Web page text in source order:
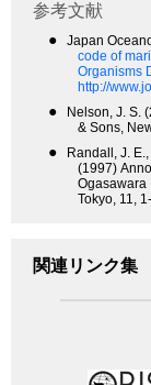
参考文献
● Japan
code of
Organisms
http://
●
Nelson, J. S.
& Sons,
●
Randall, J.
(1997)
Ogasawara
Tokyo, 11,
関連リンク集